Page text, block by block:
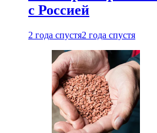
с Россией
2 года спустя2 года спустя